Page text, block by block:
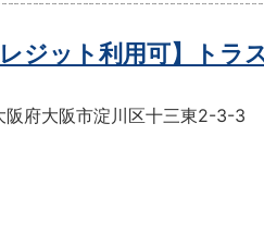
レジット利用可】トラ
阪府大阪市淀川区十三東2-3-3